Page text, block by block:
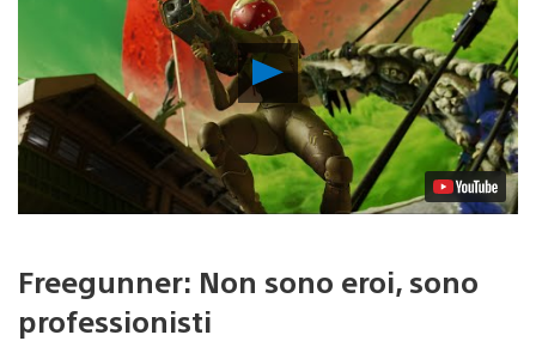
Riproduci
video
Freegunner: Non sono eroi, sono
professionisti